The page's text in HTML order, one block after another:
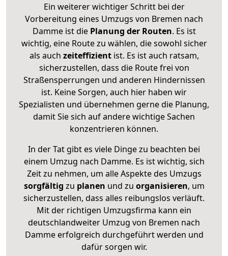
Ein weiterer wichtiger Schritt bei der
Vorbereitung eines Umzugs von Bremen nach
Damme ist diePlanung der Routen. Es ist
wichtig, eine Route zu wählen, die sowohl sicher
als auch zeiteffizientist. Es ist auch ratsam,
sicherzustellen, dass die Route frei von
Straßensperrungen und anderen Hindernissen
ist. Keine Sorgen, auch hier haben wir
Spezialisten und übernehmen gerne die Planung,
damit Sie sich auf andere wichtige Sachen
konzentrieren können.
In der Tat gibt es viele Dinge zu beachten bei
einem Umzug nach Damme. Es ist wichtig, sich
Zeit zu nehmen, um alle Aspekte des Umzugs
sorgfältig zu planen und zu organisieren, um
sicherzustellen, dass alles reibungslos verläuft.
Mit der richtigen Umzugsfirma kann ein
deutschlandweiter Umzug von Bremen nach
Damme erfolgreich durchgeführt werden und
dafür sorgen wir.